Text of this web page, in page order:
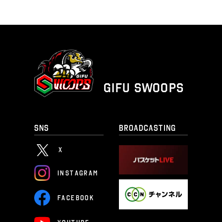
GIFU SWOOPS
SNS
X
IN ST AGR AM
FA CE BOO K
BROADCASTING